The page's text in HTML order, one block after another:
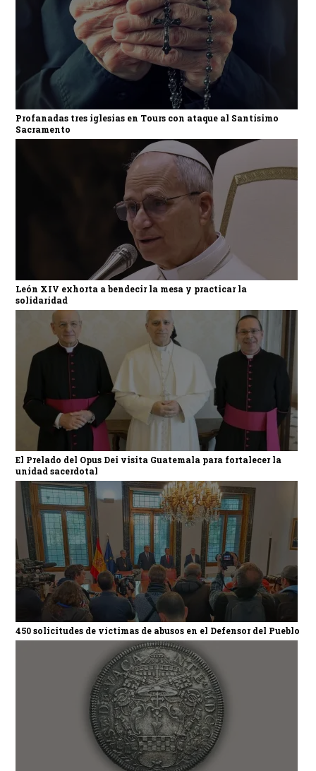
Profanadas tres iglesias en Tours con ataque al Santísimo
Sacramento
León XIV exhorta a bendecir la mesa y practicar la
solidaridad
El Prelado del Opus Dei visita Guatemala para fortalecer la
unidad sacerdotal
450 solicitudes de víctimas de abusos en el Defensor del Pueblo